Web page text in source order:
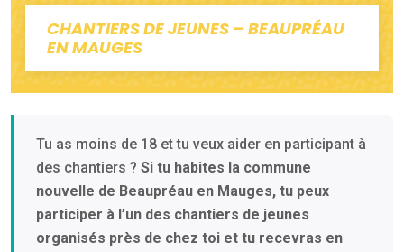
CHANTIERS DE JEUNES – BEAUPRÉAU
EN MAUGES
Tu as moins de 18 et tu veux aider en participant à
des chantiers ? Si tu habites la commune
nouvelle de Beaupréau en Mauges, tu peux
participer à l’un des chantiers de jeunes
organisés près de chez toi et tu recevras en